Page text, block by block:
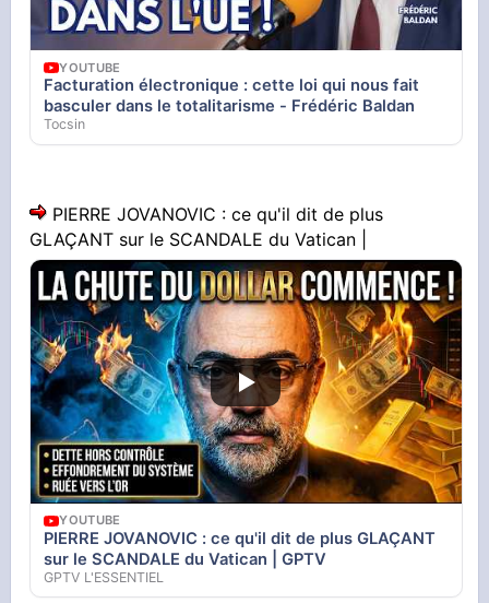
YOUTUBE
Facturation électronique : cette loi qui nous fait
basculer dans le totalitarisme - Frédéric Baldan
Tocsin
PIERRE JOVANOVIC : ce qu'il dit de plus
GLAÇANT sur le SCANDALE du Vatican |
YOUTUBE
PIERRE JOVANOVIC : ce qu'il dit de plus GLAÇANT
sur le SCANDALE du Vatican | GPTV
GPTV L'ESSENTIEL